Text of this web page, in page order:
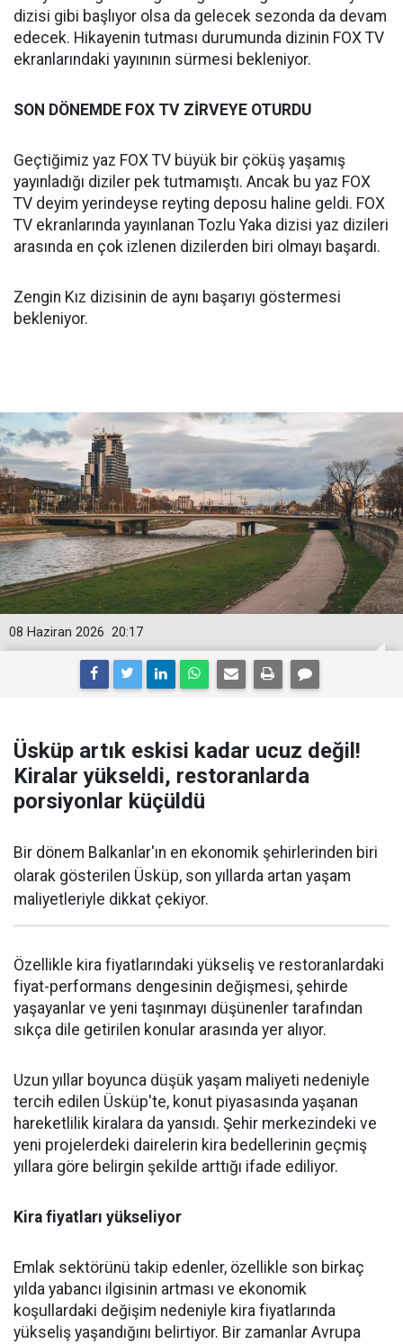
dizisi gibi başlıyor olsa da gelecek sezonda da devam
edecek. Hikayenin tutması durumunda dizinin FOX TV
ekranlarındaki yayınının sürmesi bekleniyor.
SON DÖNEMDE FOX TV ZİRVEYE OTURDU
Geçtiğimiz yaz FOX TV büyük bir çöküş yaşamış
yayınladığı diziler pek tutmamıştı. Ancak bu yaz FOX
TV deyim yerindeyse reyting deposu haline geldi. FOX
TV ekranlarında yayınlanan Tozlu Yaka dizisi yaz dizileri
arasında en çok izlenen dizilerden biri olmayı başardı.
Zengin Kız dizisinin de aynı başarıyı göstermesi
bekleniyor.
20:17
08 Haziran 2026
Üsküp artık eskisi kadar ucuz değil!
Kiralar yükseldi, restoranlarda
porsiyonlar küçüldü
Bir dönem Balkanlar'ın en ekonomik şehirlerinden biri
olarak gösterilen Üsküp, son yıllarda artan yaşam
maliyetleriyle dikkat çekiyor.
Özellikle kira fiyatlarındaki yükseliş ve restoranlardaki
fiyat-performans dengesinin değişmesi, şehirde
yaşayanlar ve yeni taşınmayı düşünenler tarafından
sıkça dile getirilen konular arasında yer alıyor.
Uzun yıllar boyunca düşük yaşam maliyeti nedeniyle
tercih edilen Üsküp'te, konut piyasasında yaşanan
hareketlilik kiralara da yansıdı. Şehir merkezindeki ve
yeni projelerdeki dairelerin kira bedellerinin geçmiş
yıllara göre belirgin şekilde arttığı ifade ediliyor.
Kira fiyatları yükseliyor
Emlak sektörünü takip edenler, özellikle son birkaç
yılda yabancı ilgisinin artması ve ekonomik
koşullardaki değişim nedeniyle kira fiyatlarında
yükseliş yaşandığını belirtiyor. Bir zamanlar Avrupa